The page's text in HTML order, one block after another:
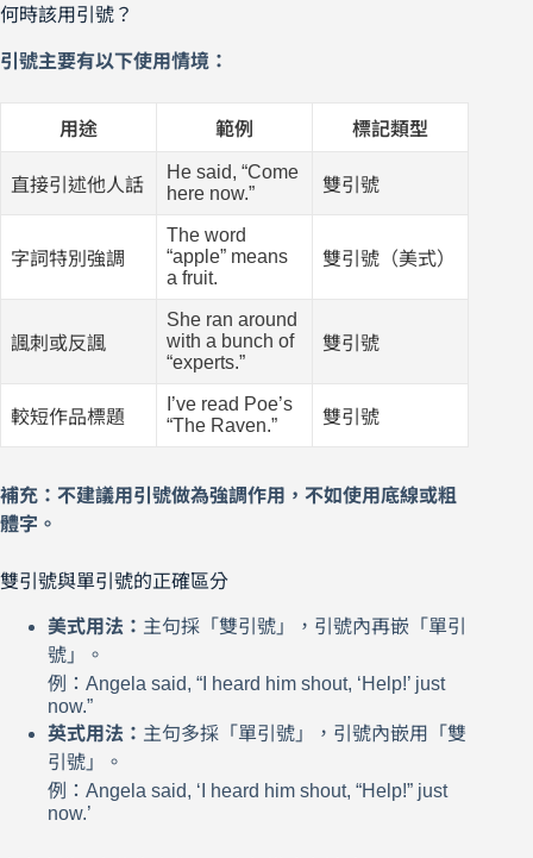
何時該用引號？
引號主要有以下使用情境：
用途 範例 標記類型
直接引述他人話
He said, “Come
here now.”
雙引號
字詞特別強調
The word
“apple” means
a fruit.
雙引號（美式）
諷刺或反諷
She ran around
with a bunch of
“experts.”
雙引號
較短作品標題
I’ve read Poe’s
“The Raven.”
雙引號
補充：不建議用引號做為強調作用，不如使用底線或粗
體字。
雙引號與單引號的正確區分
美式用法： 主句採「雙引號」，引號內再嵌「單引
號」。
例：Angela said, “I heard him shout, ‘Help!’ just
now.”
英式用法： 主句多採「單引號」，引號內嵌用「雙
引號」。
例：Angela said, ‘I heard him shout, “Help!” just
now.’